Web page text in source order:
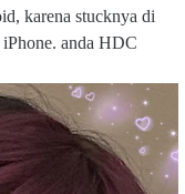
karena stucknya di
anda HDC